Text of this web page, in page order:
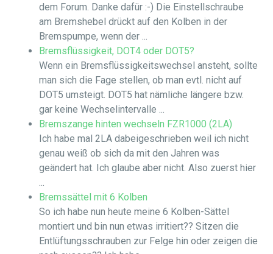
dem Forum. Danke dafür :-) Die Einstellschraube
am Bremshebel drückt auf den Kolben in der
Bremspumpe, wenn der ...
Bremsflüssigkeit, DOT4 oder DOT5?
Wenn ein Bremsflüssigkeitswechsel ansteht, sollte
man sich die Fage stellen, ob man evtl. nicht auf
DOT5 umsteigt. DOT5 hat nämliche längere bzw.
gar keine Wechselintervalle ...
Bremszange hinten wechseln FZR1000 (2LA)
Ich habe mal 2LA dabeigeschrieben weil ich nicht
genau weiß ob sich da mit den Jahren was
geändert hat. Ich glaube aber nicht. Also zuerst hier
Bremssättel mit 6 Kolben
So ich habe nun heute meine 6 Kolben-Sättel
montiert und bin nun etwas irritiert?? Sitzen die
Entlüftungsschrauben zur Felge hin oder zeigen die